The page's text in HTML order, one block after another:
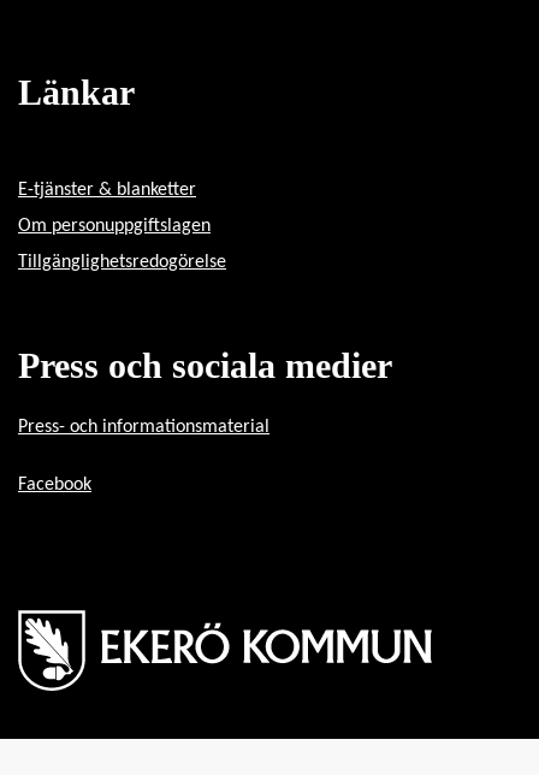
Länkar
E-tjänster & blanketter
Om personuppgiftslagen
Tillgänglighetsredogörelse
Press och sociala medier
Press- och informationsmaterial
Facebook